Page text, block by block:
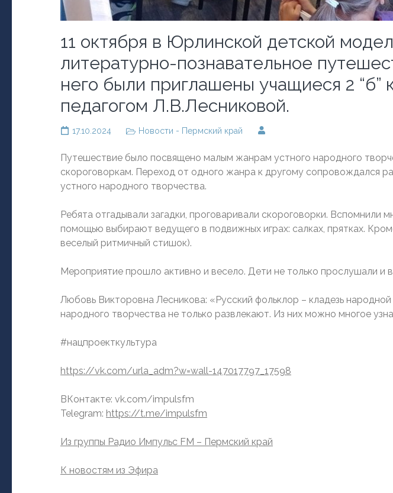
11 октября в Юрлинской детской
литературно-познавательное
него были приглашены учащиеся 2
педагогом Л.В.Лесниковой.
17.10.2024 Новости - Пермский край
Путешествие было посвящено малым жанрам устного народного
скороговоркам. Переход от одного жанра к другому сопровождался
устного народного творчества.
Ребята отгадывали загадки, проговаривали скороговорки. Вспомнили
помощью выбирают ведущего в подвижных играх: салках, прятках.
веселый ритмичный стишок).
Мероприятие прошло активно и весело. Дети не только прослушали и
Любовь Викторовна Лесникова: «Русский фольклор – кладезь
народного творчества не только развлекают. Из них можно многое
#нацпроекткультура
https://vk.com/urla_adm?w=wall-147017797_17598
ВКонтакте: vk.com/impulsfm
Telegram: https://t.me/impulsfm
Из группы Радио Импульс FM – Пермский край
К новостям из Эфира